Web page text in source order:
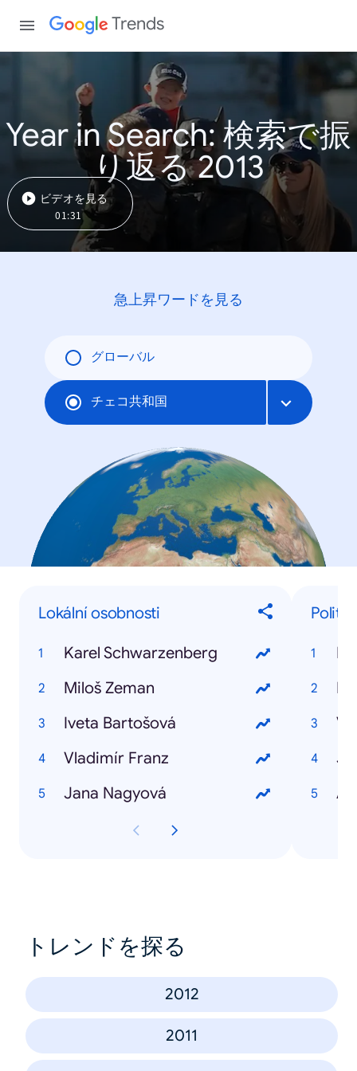
Trends
Year in Search: 検索で振
り返る 2013
ビデオを見る
01:31
急上昇ワードを見る
グローバル
チェコ共和国
Lokální osobnosti
Karel Schwarzenberg
Miloš Zeman
Iveta Bartošová
Vladimír Franz
Jana Nagyová
Politici
トレンドを探る
2012
2011